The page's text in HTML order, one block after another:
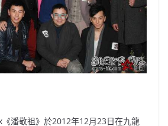
潘敬祖》於2012年12月23日在九龍